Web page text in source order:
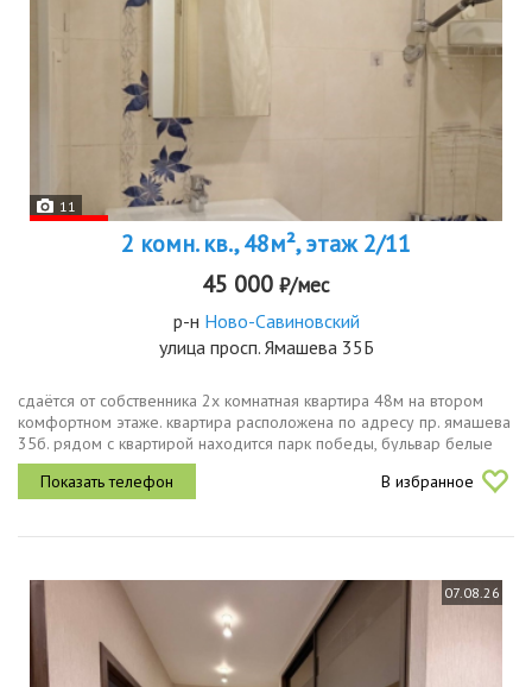
11
2 комн. кв., 48м², этаж 2/11
45 000 ₽/мес
р-н Ново-Савиновский
улица просп. Ямашева 35Б
сдаётся от собственника 2х комнатная квартира 48м на втором
комфортном этаже. квартира расположена по адресу пр. ямашева
35б. рядом с квартирой находится парк победы, бульвар белые
цветы, остановка общ транспорта. недалеко метро. в квартире
есть...
В избранное
07.08.26